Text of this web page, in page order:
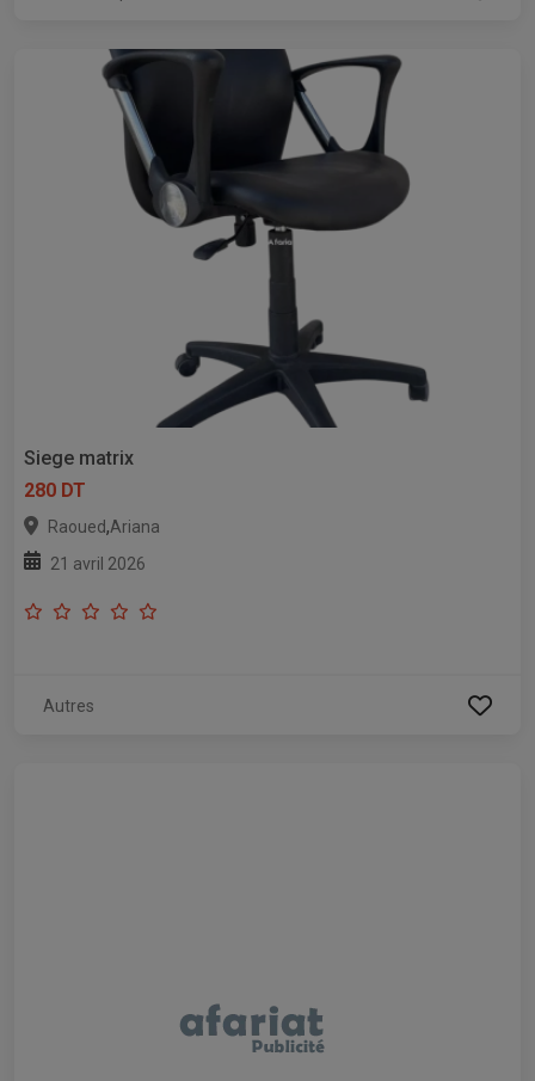
Siege matrix
280 DT
Raoued,Ariana
21 avril 2026
Autres